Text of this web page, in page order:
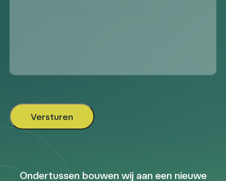
Ondertussen bouwen wij aan een nieuwe